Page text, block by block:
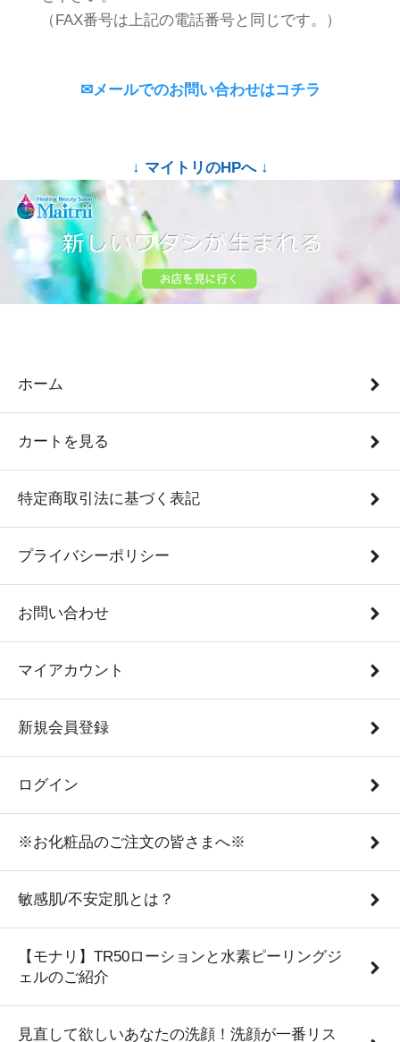
（FAX番号は上記の電話番号と同じです。）
✉メールでのお問い合わせはコチラ
↓ マイトリのHPへ ↓
ホーム
カートを見る
特定商取引法に基づく表記
プライバシーポリシー
お問い合わせ
マイアカウント
新規会員登録
ログイン
※お化粧品のご注文の皆さまへ※
敏感肌/不安定肌とは？
【モナリ】TR50ローションと水素ピーリングジ
ェルのご紹介
見直して欲しいあなたの洗顔！洗顔が一番リス